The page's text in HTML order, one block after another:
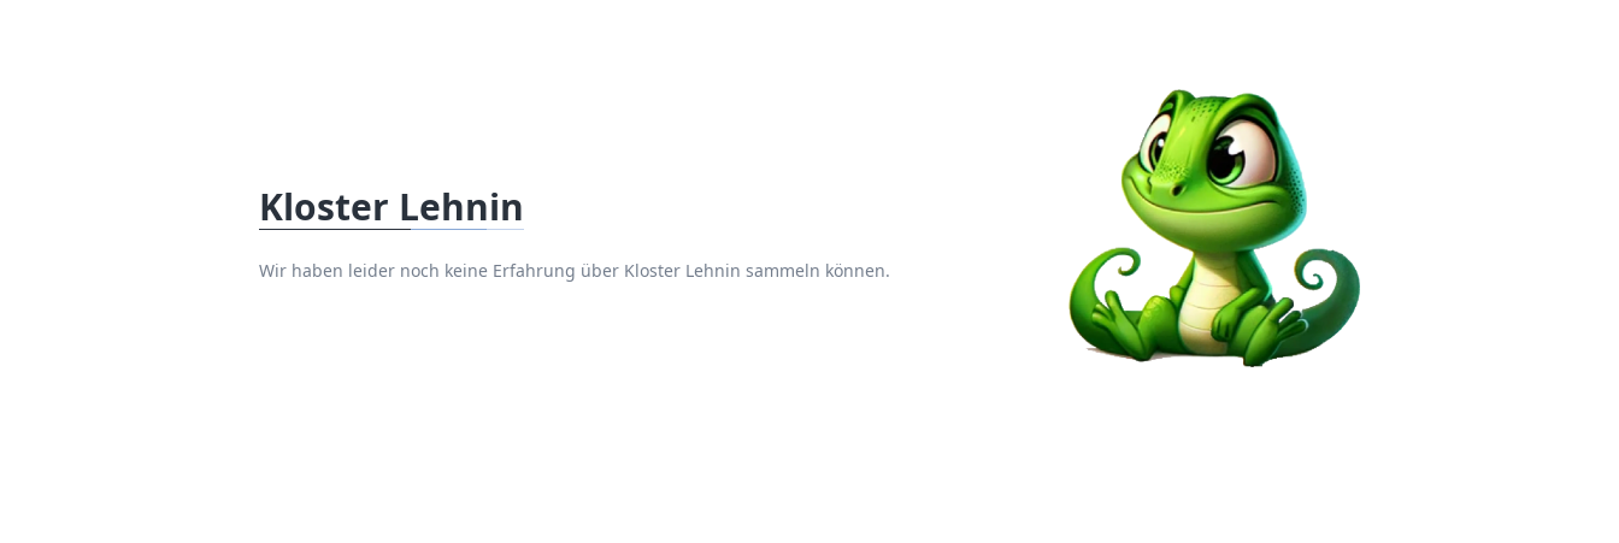
Kloster Lehnin
Wir haben leider noch keine Erfahrung über Kloster Lehnin sammeln können.